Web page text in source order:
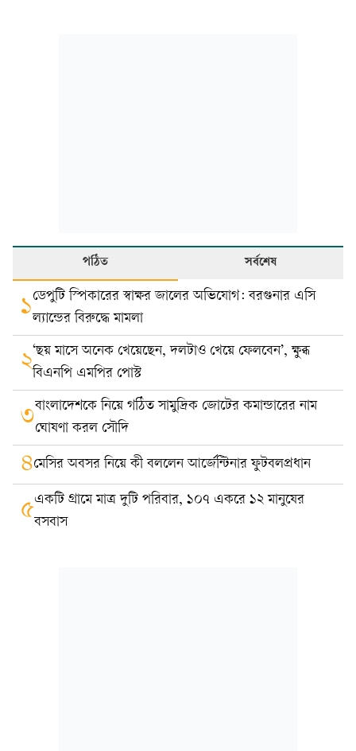
পঠিত সর্বশেষ
১ডেপুটি স্পিকারের স্বাক্ষর জালের অভিযোগ: বরগুনার এসি
ল্যান্ডের বিরুদ্ধে মামলা
২‘ছয় মাসে অনেক খেয়েছেন, দলটাও খেয়ে ফেলবেন’, ক্ষুব্ধ
বিএনপি এমপির পোস্ট
৩বাংলাদেশকে নিয়ে গঠিত সামুদ্রিক জোটের কমান্ডারের নাম
ঘোষণা করল সৌদি
৪মেসির অবসর নিয়ে কী বললেন আর্জেন্টিনার ফুটবলপ্রধান
৫একটি গ্রামে মাত্র দুটি পরিবার, ১০৭ একরে ১২ মানুষের
বসবাস